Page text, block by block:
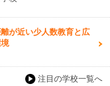
が近い少人数教育と広
注目の学校一覧へ